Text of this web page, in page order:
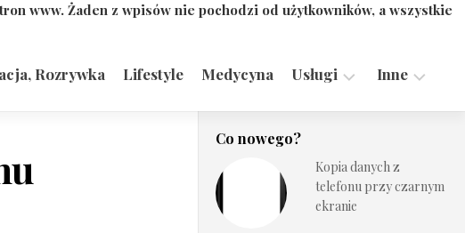
www. Żaden z wpisów nie pochodzi od użytkowników, a wszystkie
Rozrywka Lifestyle Medycyna Usługi
Technologie
Inne
Co nowego?
Kopia danych z
telefonu przy czarnym
ekranie